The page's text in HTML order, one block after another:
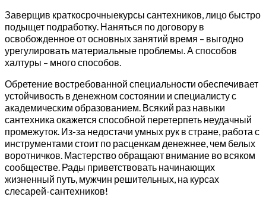
Заверщив краткосрочныекурсы сантехников, лицо быстро
подыщет подработку. Наняться по договору в
освобожденное от основных занятий время – выгодно
урегулировать материальные проблемы. А способов
халтуры – много способов.
Обретение востребованной специальности обеспечивает
устойчивость в денежном состоянии и специалисту с
академическим образованием. Всякий раз навыки
сантехника окажется способной перетерпеть неудачный
промежуток. Из-за недостачи умных рук в стране, работа с
инструментами стоит по расценкам денежнее, чем белых
воротничков. Мастерство обращают внимание во всяком
сообществе. Рады приветствовать начинающих
жизненный путь, мужчин решительных, на курсах
слесарей-сантехников!